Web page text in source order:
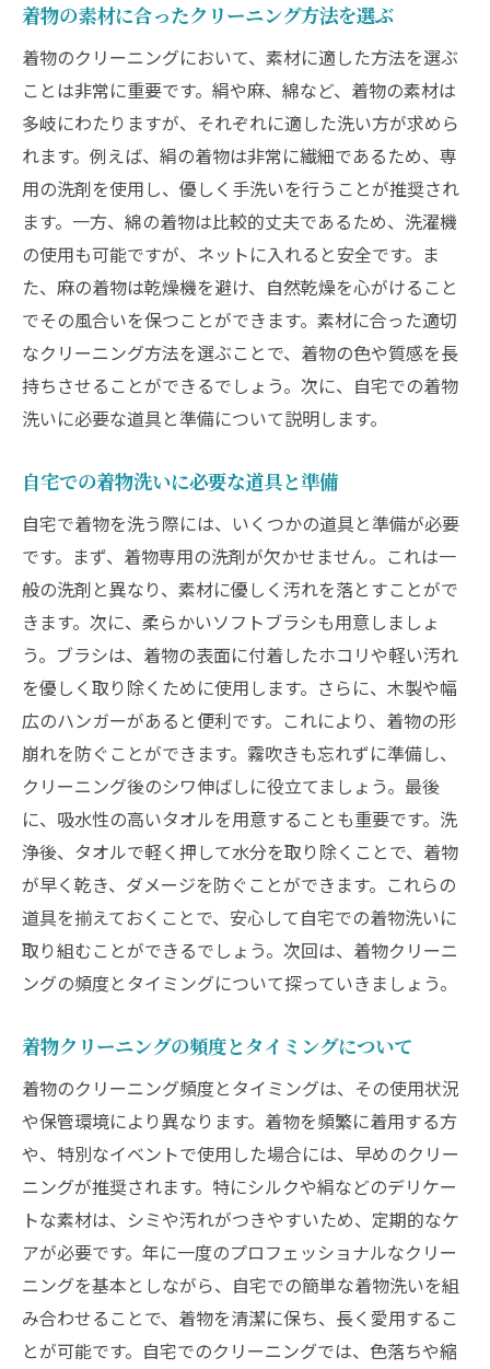
プロが教える自宅での着物クリーニングのコツ
繊細な着物を傷つけないための洗い方
自宅でできるシミ抜きテクニック
洗濯後の着物の干し方と保管法
色落ちしないための注意点
プロ仕様の洗剤選びのポイント
着物洗いに最適な水温と洗い時間
デリケートな着物を自宅で洗う方法を学ぶ
素材ごとのデリケートな着物のケア法
自宅クリーニングでの注意が必要な着物の
種類
シルクの着物を自宅で洗う際の注意点
手洗いと洗濯機、どちらが良いか？
プロが教えるデリケート素材の取り扱い
自宅での洗いが難しい着物の特徴
着物クリーニングの基本ステップ自宅で完璧に
洗う前に知っておくべき着物の準備
洗剤の量と使用方法の基本
簡単にできる着物のすすぎ方
洗濯後の乾燥方法で差がつく
初心者でもできるシンプルな洗い方
クリーニング後の着物のアイロンがけ
プロのアドバイスで自宅の着物洗いに自信を
専門家がすすめる自宅クリーニングのベス
トプラクティス
着物洗いの成功率を上げるためのヒント
プロが教える自宅洗いのチェックポイント
着物の色と形を保つためのプロのアドバイ
ス
自宅でのクリーニングでもプロ並みの仕上
がりへ
自宅クリーニングで着物を美しく保つ秘訣
着物の色褪せを防ぐ洗い方
洗濯後の着物を長持ちさせる保管法
繰り返し洗っても美しさを保つコツ
着物の劣化を防ぐポイント
着物の素材に合ったクリーニング方法を選ぶ
着物のクリーニングにおいて、素材に適した方法を選ぶ
ことは非常に重要です。絹や麻、綿など、着物の素材は
多岐にわたりますが、それぞれに適した洗い方が求めら
れます。例えば、絹の着物は非常に繊細であるため、専
用の洗剤を使用し、優しく手洗いを行うことが推奨され
ます。一方、綿の着物は比較的丈夫であるため、洗濯機
の使用も可能ですが、ネットに入れると安全です。ま
た、麻の着物は乾燥機を避け、自然乾燥を心がけること
でその風合いを保つことができます。素材に合った適切
なクリーニング方法を選ぶことで、着物の色や質感を長
持ちさせることができるでしょう。次に、自宅での着物
洗いに必要な道具と準備について説明します。
自宅での着物洗いに必要な道具と準備
自宅で着物を洗う際には、いくつかの道具と準備が必要
です。まず、着物専用の洗剤が欠かせません。これは一
般の洗剤と異なり、素材に優しく汚れを落とすことがで
きます。次に、柔らかいソフトブラシも用意しましょ
う。ブラシは、着物の表面に付着したホコリや軽い汚れ
を優しく取り除くために使用します。さらに、木製や幅
広のハンガーがあると便利です。これにより、着物の形
崩れを防ぐことができます。霧吹きも忘れずに準備し、
クリーニング後のシワ伸ばしに役立てましょう。最後
に、吸水性の高いタオルを用意することも重要です。洗
浄後、タオルで軽く押して水分を取り除くことで、着物
が早く乾き、ダメージを防ぐことができます。これらの
道具を揃えておくことで、安心して自宅での着物洗いに
取り組むことができるでしょう。次回は、着物クリーニ
ングの頻度とタイミングについて探っていきましょう。
着物クリーニングの頻度とタイミングについて
着物のクリーニング頻度とタイミングは、その使用状況
や保管環境により異なります。着物を頻繁に着用する方
や、特別なイベントで使用した場合には、早めのクリー
ニングが推奨されます。特にシルクや絹などのデリケー
トな素材は、シミや汚れがつきやすいため、定期的なケ
アが必要です。年に一度のプロフェッショナルなクリー
ニングを基本としながら、自宅での簡単な着物洗いを組
み合わせることで、着物を清潔に保ち、長く愛用するこ
とが可能です。自宅でのクリーニングでは、色落ちや縮